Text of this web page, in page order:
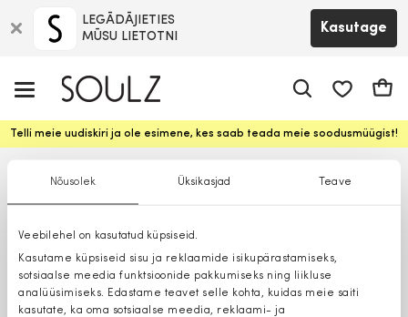
Nõusolek Üksikasjad Teave
Veebilehel on kasutatud küpsiseid.
Kasutame küpsiseid sisu ja reklaamide isikupärastamiseks,
sotsiaalse meedia funktsioonide pakkumiseks ning liikluse
analüüsimiseks. Edastame teavet selle kohta, kuidas meie saiti
kasutate, ka oma sotsiaalse meedia, reklaami- ja
LEGĀDĀJIETIES
MŪSU LIETOTNI
Kasutage
Telli meie uudiskiri ja ole esimene, kes saab teada meie soodusmüügist!